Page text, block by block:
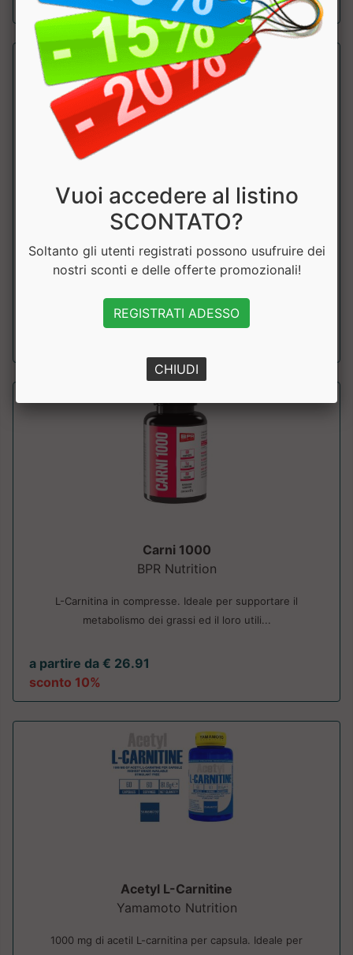
sconto 14.99%
L-Carnitina 1000
Self Omninutrition
Integratore alimentare di carnitina, utile nel metabolismo
dei grassi eper il migliorament...
a partire da € 27.19
Carni 1000
BPR Nutrition
L-Carnitina in compresse. Ideale per supportare il
metabolismo dei grassi ed il loro utili...
a partire da € 26.91
sconto 10%
Acetyl L-Carnitine
Yamamoto Nutrition
1000 mg di acetil L-carnitina per capsula. Ideale per
Vuoi accedere al listino
SCONTATO?
Soltanto gli utenti registrati possono usufruire dei
nostri sconti e delle offerte promozionali!
REGISTRATI ADESSO
CHIUDI